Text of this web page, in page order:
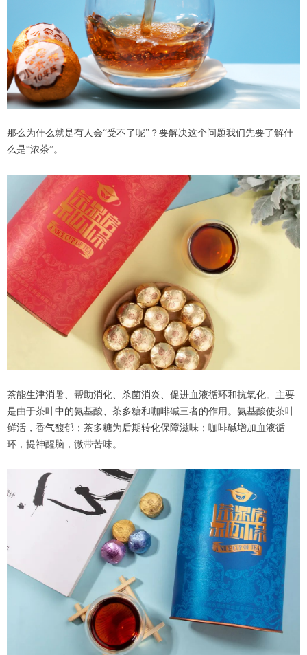
那么为什么就是有人会“受不了呢”？要解决这个问题我们先要了解什
么是“浓茶”。
茶能生津消暑、帮助消化、杀菌消炎、促进血液循环和抗氧化。主要
是由于茶叶中的氨基酸、茶多糖和咖啡碱三者的作用。氨基酸使茶叶
鲜活，香气馥郁；茶多糖为后期转化保障滋味；咖啡碱增加血液循
环，提神醒脑，微带苦味。